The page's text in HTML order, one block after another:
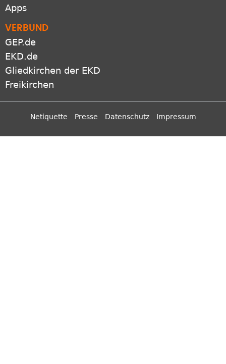
Apps
VERBUND
GEP.de
EKD.de
Gliedkirchen der EKD
Freikirchen
Netiquette Presse Datenschutz Impressum